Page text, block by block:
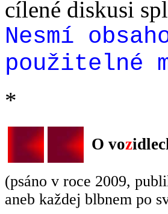
cílené diskusi
Nesmí
použitelné
*
O voz
(psáno v roce 2009,
aneb každej blbnem po